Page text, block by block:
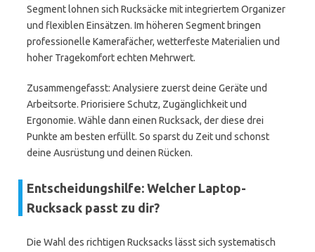
Segment lohnen sich Rucksäcke mit integriertem Organizer
und flexiblen Einsätzen. Im höheren Segment bringen
professionelle Kamerafächer, wetterfeste Materialien und
hoher Tragekomfort echten Mehrwert.
Zusammengefasst: Analysiere zuerst deine Geräte und
Arbeitsorte. Priorisiere Schutz, Zugänglichkeit und
Ergonomie. Wähle dann einen Rucksack, der diese drei
Punkte am besten erfüllt. So sparst du Zeit und schonst
deine Ausrüstung und deinen Rücken.
Entscheidungshilfe: Welcher Laptop-
Rucksack passt zu dir?
Die Wahl des richtigen Rucksacks lässt sich systematisch